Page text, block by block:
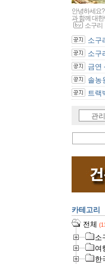
안녕하세요
과 함께 대
소구리
소구
소구
금연
솔농
트랙
관
카테고리
전체
소
여
한